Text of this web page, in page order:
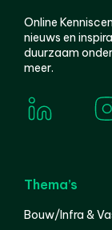
Online
nieuws en
duurzaam
meer.
Thema’s
Bouw/Infra &